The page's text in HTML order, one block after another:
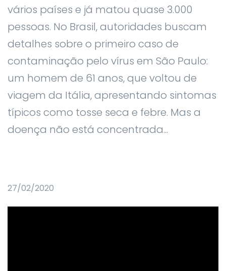
vários países e já matou quase 3.000
pessoas. No Brasil, autoridades buscam
detalhes sobre o primeiro caso de
contaminação pelo vírus em São Paulo:
um homem de 61 anos, que voltou de
viagem da Itália, apresentando sintomas
típicos como tosse seca e febre. Mas a
doença não está concentrada...
27/02/2020